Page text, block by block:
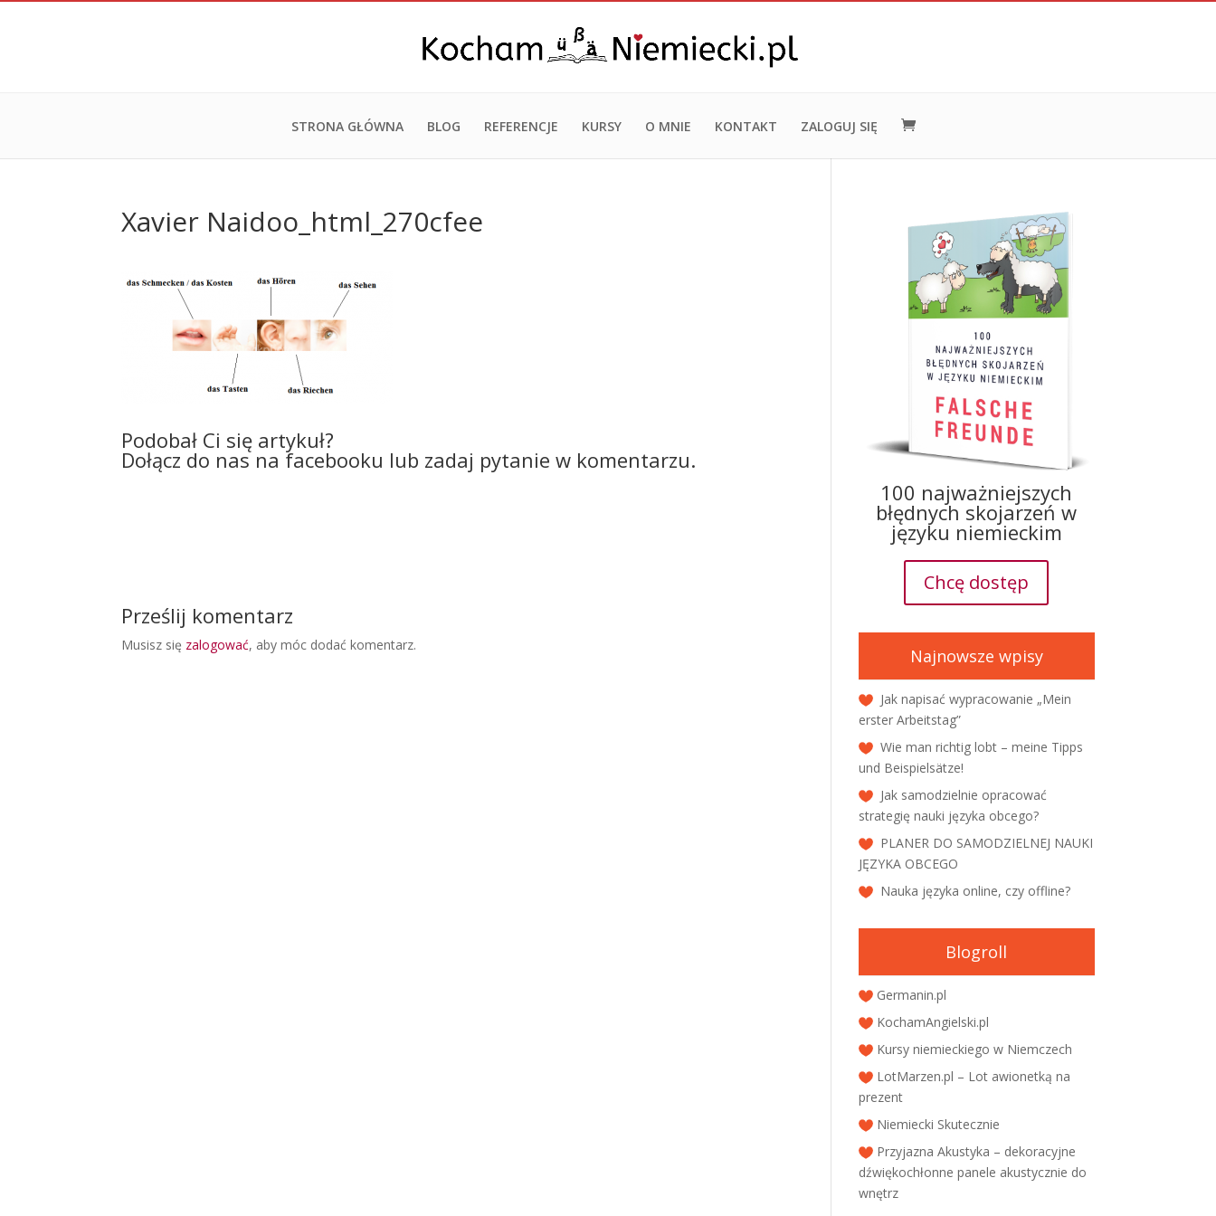
STRONA GŁÓWNA BLOG REFERENCJE KURSY O MNIE KONTAKT ZALOGUJ SIĘ
Xavier Naidoo_html_270cfee
Podobał Ci się artykuł?
Dołącz do nas na facebooku lub zadaj pytanie w komentarzu.
Prześlij komentarz
Musisz się zalogować, aby móc dodać komentarz.
100 najważniejszych
błędnych skojarzeń w
języku niemieckim
Chcę dostęp
Najnowsze wpisy
Jak napisać wypracowanie „Mein
erster Arbeitstag”
Wie man richtig lobt – meine Tipps
und Beispielsätze!
Jak samodzielnie opracować
strategię nauki języka obcego?
PLANER DO SAMODZIELNEJ NAUKI
JĘZYKA OBCEGO
Nauka języka online, czy offline?
Blogroll
Germanin.pl
KochamAngielski.pl
Kursy niemieckiego w Niemczech
LotMarzen.pl – Lot awionetką na
prezent
Niemiecki Skutecznie
Przyjazna Akustyka – dekoracyjne
dźwiękochłonne panele akustycznie do
wnętrz